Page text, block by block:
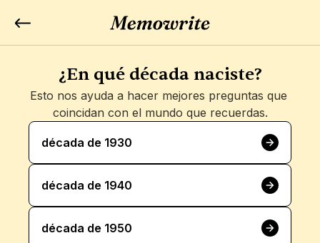
¿En qué década naciste?
Esto nos ayuda a hacer mejores preguntas que
coincidan con el mundo que recuerdas.
década de 1930
década de 1940
década de 1950